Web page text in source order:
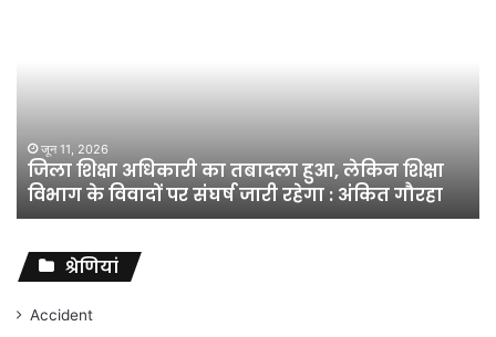
शिक्षा
विभाग
विवादों
संघर्ष
जारी
रहेगा
जून 11, 2026
जिला शिक्षा अधिकारी का तबादला हुआ, लेकिन शिक्षा
विभाग के विवादों पर संघर्ष जारी रहेगा : अंकित गौरहा
श्रेणियां
Accident